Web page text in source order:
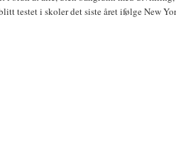
testet i skoler det siste året ifølge New